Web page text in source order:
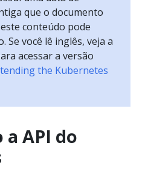
que o documento
conteúdo pode
Se você lê inglês, veja a
acessar a versão
the Kubernetes
a API do